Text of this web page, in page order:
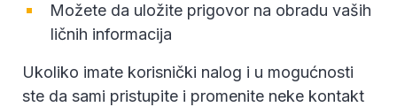
Možete da uložite prigovor na obradu vaših
ličnih informacija
Ukoliko imate korisnički nalog i u mogućnosti
ste da sami pristupite i promenite neke kontakt